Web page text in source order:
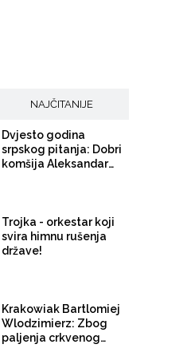
NAJČITANIJE
Dvjesto godina
srpskog pitanja: Dobri
komšija Aleksandar
Trojka - orkestar koji
svira himnu rušenja
države!
Krakowiak Bartlomiej
Wlodzimierz: Zbog
paljenja crkvenog